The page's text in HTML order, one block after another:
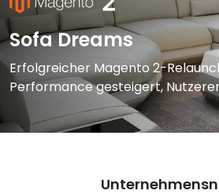
Sofa Dreams
Erfolgreicher Magento 2-
Performance gesteigert,